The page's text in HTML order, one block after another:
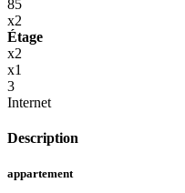
85
x2
Étage
x2
x1
3
Internet
Description
appartement